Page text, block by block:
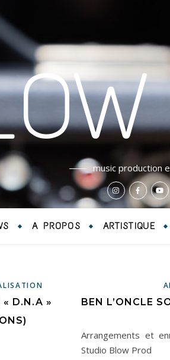
music production
A PROPOS ARTISTIQUE
« D.N.A »
BEN L’ONCLE
Arrangements et
Studio Blow Prod